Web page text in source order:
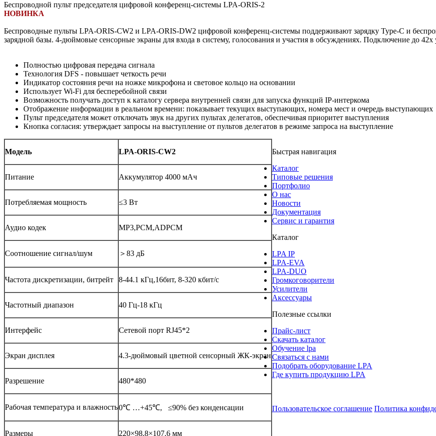
Беспроводной пульт председателя цифровой конференц-системы LPA-ORIS-2
НОВИНКА
Беспроводные пульты LPA-ORIS-СW2 и LPA-ORIS-DW2 цифровой конференц-системы поддерживают зарядку Type-C и
зарядной базы. 4-дюймовые сенсорные экраны для входа в систему, голосования и участия в обсуждениях. Подключение до
Полностью цифровая передача сигнала
Технология DFS - повышает четкость речи
Индикатор состояния речи на ножке микрофона и световое кольцо на основании
Использует Wi-Fi для бесперебойной связи
Возможность получать доступ к каталогу сервера внутренней связи для запуска функций IP-интеркома
Отображение информации в реальном времени: показывает текущих выступающих, номера мест и очередь выступающих
Пульт председателя может отключать звук на других пультах делегатов, обеспечивая приоритет выступления
Кнопка согласия: утверждает запросы на выступление от пультов делегатов в режиме запроса на выступление
Модель LPA-ORIS-СW2
Питание Аккумулятор 4000 мАч
Потребляемая мощность ≤3 Вт
Аудио кодек MP3,PCM,ADPCM
Соотношение сигнал/шум ＞83 дБ
Частота дискретизации, битрейт 8-44.1 кГц,16бит, 8-320 кбит/с
Частотный диапазон 40 Гц-18 кГц
Интерфейс Сетевой порт RJ45*2
Экран дисплея 4.3-дюймовый цветной сенсорный ЖК-экран
Разрешение 480*480
Рабочая температура и влажность0℃ …+45℃, ≤90% без конденсации
Размеры 220×98.8×107.6 мм
Быстрая навигация
Каталог
Типовые решения
Портфолио
О нас
Новости
Документация
Сервис и гарантия
Каталог
LPA IP
LPA-EVA
LPA-DUO
Громкоговорители
Усилители
Аксессуары
Полезные ссылки
Прайс-лист
Скачать каталог
Обучение lpa
Связаться с нами
Подобрать оборудование LPA
Где купить продукцию LPA
Пользовательское соглашение Политика